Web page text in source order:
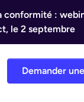
conformité :
le 2 septembre
Demander